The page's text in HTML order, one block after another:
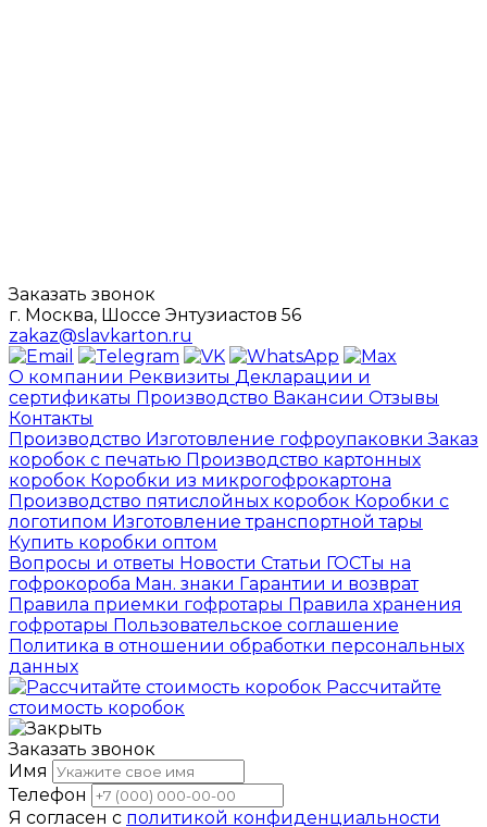
Заказать звонок
г. Москва, Шоссе Энтузиастов 56
zakaz@slavkarton.ru
О компании Реквизиты Декларации и
сертификаты Производство Вакансии Отзывы
Контакты
Производство Изготовление гофроупаковкиЗаказ
коробок с печатью Производство картонных
коробок Коробки из микрогофрокартона
Производство пятислойных коробок Коробки с
логотипом Изготовление транспортной тары
Купить коробки оптом
Вопросы и ответы Новости Статьи ГОСТы на
гофрокороба Ман. знаки Гарантии и возврат
Правила приемки гофротары Правила хранения
гофротары Пользовательское соглашение
Политика в отношении обработки персональных
данных
Рассчитайте
стоимость коробок
Заказать звонок
Имя
Телефон
Я согласен с политикой конфиденциальности